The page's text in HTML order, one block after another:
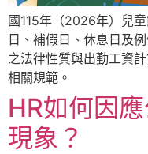
國115年（2026年）兒
日、補假日、休息日及
之法律性質與出勤工資
相關規範。
HR如何因應
現象？